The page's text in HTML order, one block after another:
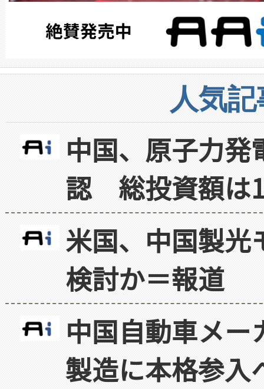
人気
中国、原子力
認 総投資額は
米国、中国製光
検討か＝報道
中国自動車メ
製造に本格参入